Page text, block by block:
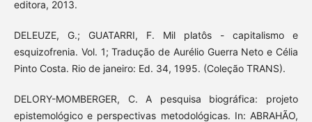
editora, 2013.
DELEUZE, G.; GUATARRI, F. Mil platôs - capitalismo e
esquizofrenia. Vol. 1; Tradução de Aurélio Guerra Neto e Célia
Pinto Costa. Rio de janeiro: Ed. 34, 1995. (Coleção TRANS).
DELORY-MOMBERGER, C. A pesquisa biográfica: projeto
epistemológico e perspectivas metodológicas. In: ABRAHÃO,